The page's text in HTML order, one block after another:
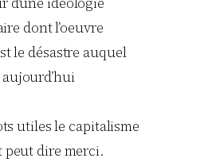
dont l’oeuvre
le désastre auquel
utiles le capitalisme
dire merci.